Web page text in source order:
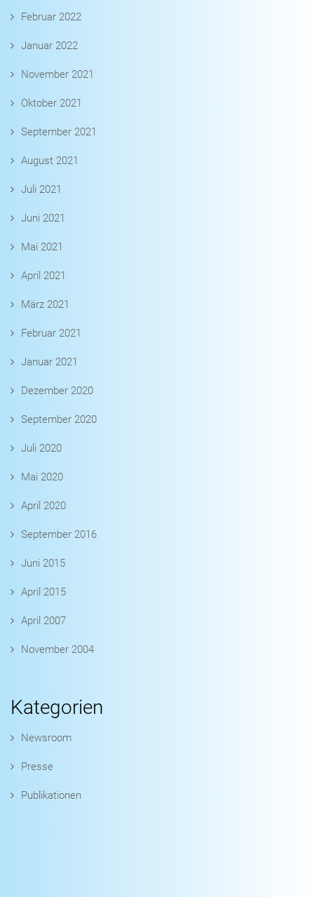
Februar 2022
Januar 2022
November 2021
Oktober 2021
September 2021
August 2021
Juli 2021
Juni 2021
Mai 2021
April 2021
März 2021
Februar 2021
Januar 2021
Dezember 2020
September 2020
Juli 2020
Mai 2020
April 2020
September 2016
Juni 2015
April 2015
April 2007
November 2004
Kategorien
Newsroom
Presse
Publikationen